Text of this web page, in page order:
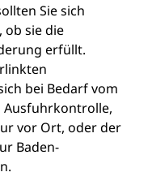
Sie sich
sie die
erfüllt.
bei Bedarf vom
Ausfuhrkontrolle,
vor Ort, oder der
Baden-